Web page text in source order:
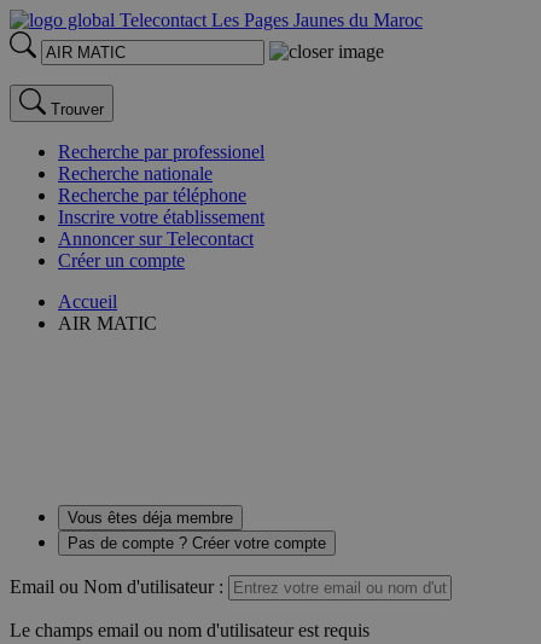
Trouver
Recherche par professionel
Recherche nationale
Recherche par téléphone
Inscrire votre établissement
Annoncer sur Telecontact
Créer un compte
Accueil
AIR MATIC
Vous êtes déja membre
Pas de compte ? Créer votre compte
Email ou Nom d'utilisateur :
Le champs email ou nom d'utilisateur est requis